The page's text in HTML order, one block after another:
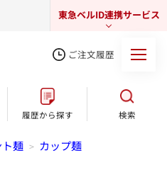
東急ベルID連携サービス
インショップ
ご注文履歴
履歴から探す 検索
麺 > カップ麺